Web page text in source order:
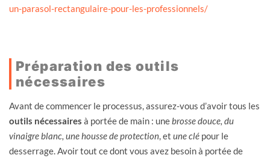
un-parasol-rectangulaire-pour-les-professionnels/
Préparation des outils
nécessaires
Avant de commencer le processus, assurez-vous d’avoir tous les
outils nécessaires à portée de main : unebrosse douce, du
vinaigre blanc, une housse de protection, et une clé pour le
desserrage. Avoir tout ce dont vous avez besoin à portée de